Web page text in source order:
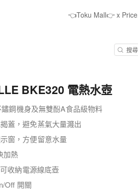
👈Toku Mall👉 x
BKE320 電熱水壺
鋼機身及無雙酚A食品級物料
蓋，避免蒸氣大量濺出
窗，方便留意水量
加熱
收納電源線底壺
Off 開關